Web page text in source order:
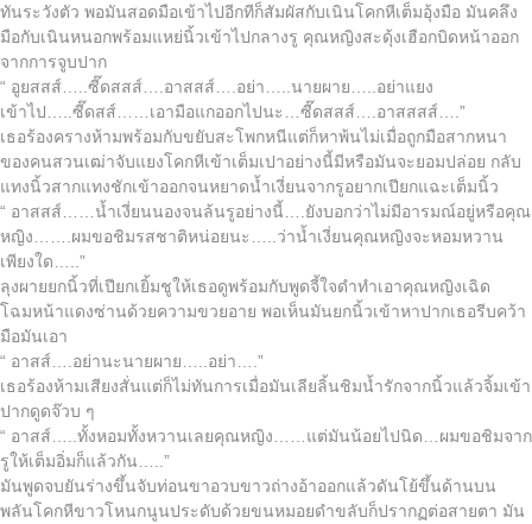
ทันระวังตัว พอมันสอดมือเข้าไปอีกทีก็สัมผัสกับเนินโคกหีเต็มอุ้งมือ มันคลึง
มือกับเนินหนอกพร้อมแหย่นิ้วเข้าไปกลางรู คุณหญิงสะดุ้งเฮือกบิดหน้าออก
จากการจูบปาก
“ อูยสสส์…..ซี๊ดสสส์….อาสสส์….อย่า…..นายผาย…..อย่าแยง
เข้าไป…..ซี๊ดสส์……เอามือแกออกไปนะ…ซี๊ดสสส์….อาสสสส์….”
เธอร้องครางห้ามพร้อมกับขยับสะโพกหนีแต่ก็หาพ้นไม่เมื่อถูกมือสากหนา
ของคนสวนเฒ่าจับแยงโคกหีเข้าเต็มเปาอย่างนี้มีหรือมันจะยอมปล่อย กลับ
แทงนิ้วสากแทงชักเข้าออกจนหยาดน้ำเงี่ยนจากรูอยากเปียกแฉะเต็มนิ้ว
“ อาสสส์……น้ำเงี่ยนนองจนล้นรูอย่างนี้….ยังบอกว่าไม่มีอารมณ์อยู่หรือคุณ
หญิง…….ผมขอชิมรสชาติหน่อยนะ…..ว่าน้ำเงี่ยนคุณหญิงจะหอมหวาน
เพียงใด…..”
ลุงผายยกนิ้วที่เปียกเยิ้มชูให้เธอดูพร้อมกับพูดจี้ใจดำทำเอาคุณหญิงเฉิด
โฉมหน้าแดงซ่านด้วยความขวยอาย พอเห็นมันยกนิ้วเข้าหาปากเธอรีบคว้า
มือมันเอา
“ อาสส์….อย่านะนายผาย…..อย่า….”
เธอร้องห้ามเสียงสั่นแต่ก็ไม่ทันการเมื่อมันเลียลิ้นชิมน้ำรักจากนิ้วแล้วจิ้มเข้า
ปากดูดจ๊วบ ๆ
“ อาสส์…..ทั้งหอมทั้งหวานเลยคุณหญิง……แต่มันน้อยไปนิด…ผมขอชิมจาก
รูให้เต็มอิ่มก็แล้วกัน…..”
มันพูดจบยันร่างขึ้นจับท่อนขาอวบขาวถ่างอ้าออกแล้วดันโย้ขึ้นด้านบน
พลันโคกหีขาวโหนกนูนประดับด้วยขนหมอยดำขลับก็ปรากฏต่อสายตา มัน